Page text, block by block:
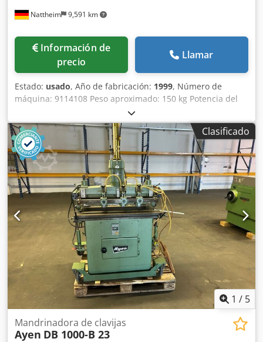
Nattheim 9,591 km
Información de
precio
Llamar
Estado: usado, Año de fabricación: 1999, Número de
máquina: 9114108 Peso aproximado: 150 kg Potencia del
motor: 0,71 / 1,26 kW Crodpfx Aozd Hntek Tef Voladizo:
desde el soporte hasta el centro de perforación: 600 mm
Altura máxima del material: 200 mm Ancho de la mesa:
1000 mm Número de husillos de perforación: 4 unidades
Portaherramientas: rosca para insertar Limitación de la
profundidad de perforación: sí Carrera de perforación: 70
mm Velocidades de giro: 1400 / 2800 rpm Sujeción de la
pieza de trabajo: sí Avance de perforación: palanca
manual Altura de trabajo o altura de la mesa de apoyo:
890 mm, con iluminación Ubicación: Nattheim
Clasificado
1 / 5
Mandrinadora de clavijas
Ayen DB 1000-B 23